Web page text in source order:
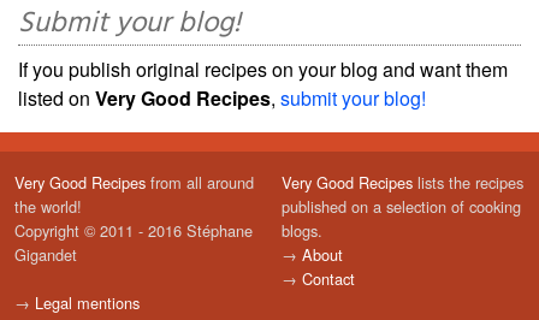
Submit your blog!
If you publish original recipes on your blog and want them
listed on Very Good Recipes, submit your blog!
Very Good Recipes from all around
the world!
Copyright © 2011 - 2016 Stéphane
Gigandet
→ Legal mentions
Very Good Recipes lists the recipes
published on a selection of cooking
blogs.
→ About
→ Contact